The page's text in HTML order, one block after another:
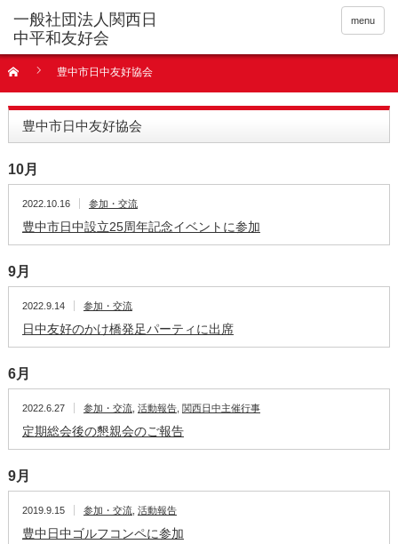
menu
豊中市日中友好協会
豊中市日中友好協会
10月
2022.10.16 参加・交流
豊中市日中設立25周年記念イベントに参加
9月
2022.9.14 参加・交流
日中友好のかけ橋発足パーティに出席
6月
2022.6.27 参加・交流 活動報告, 関西日中主催行事
定期総会後の懇親会のご報告
9月
2019.9.15 参加・交流 活動報告
豊中日中ゴルフコンペに参加